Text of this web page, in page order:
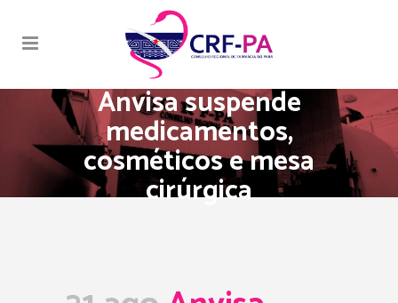
Anvisa suspende
medicamentos,
cosméticos e mesa
cirúrgica